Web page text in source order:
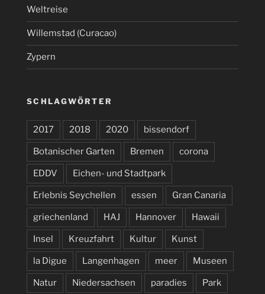
Weltreise
Willemstad (Curacao)
Zypern
SCHLAGWÖRTER
2017 2018 2020 bissendorf
Botanischer Garten Bremen corona
EDDV Eichen- und Stadtpark
Erlebnis Seychellen essen Gran Canaria
griechenland HAJ Hannover Hawaii
Insel Kreuzfahrt Kultur Kunst
la Digue Langenhagen meer Museen
Natur Niedersachsen paradies Park